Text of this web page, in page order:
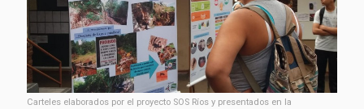
Carteles elaborados por el proyecto SOS Ríos y presentados en la